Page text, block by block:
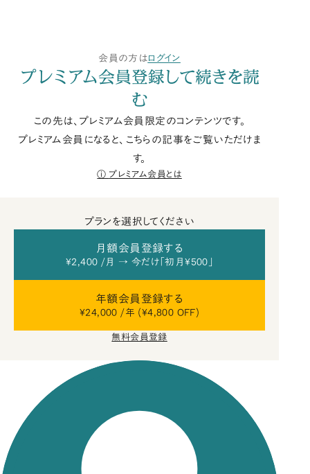
会員の方はログイン
プレミアム会員登録して続きを読
む
この先は、プレミアム会員限定のコンテンツです。
プレミアム会員になると、こちらの記事をご覧いただけま
す。
プレミアム会員とは
プランを選択してください
月額会員登録する
¥2,400 /月 → 今だけ「初月¥500」
年額会員登録する
¥24,000 /年 (¥4,800 OFF)
無料会員登録